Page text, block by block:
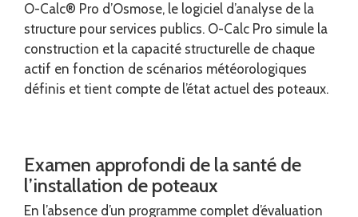
O-Calc® Pro d’Osmose, le logiciel d’analyse de la
structure pour services publics. O-Calc Pro simule la
construction et la capacité structurelle de chaque
actif en fonction de scénarios météorologiques
définis et tient compte de l’état actuel des poteaux.
Examen approfondi de la santé de
l’installation de poteaux
En l’absence d’un programme complet d’évaluation